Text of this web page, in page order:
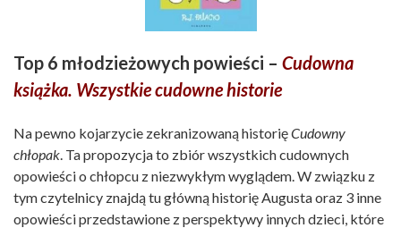
Top 6 młodzieżowych powieści – Cudowna
książka. Wszystkie cudowne historie
Na pewno kojarzycie zekranizowaną historięCudowny
chłopak. Ta propozycja to zbiór wszystkich cudownych
opowieści o chłopcu z niezwykłym wyglądem. W związku z
tym czytelnicy znajdą tu główną historię Augusta oraz 3 inne
opowieści przedstawione z perspektywy innych dzieci, które